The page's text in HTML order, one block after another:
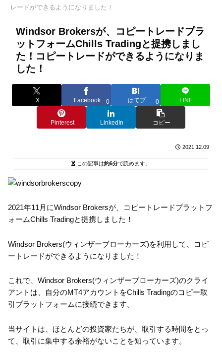
レードができるようになりました！
Windsor Brokersが、コピートレードプラ
ットフォームChills Tradingと提携しまし
た！コピートレードができるようになりま
した！
X Facebook 0 はてブ 0 LINE
Pinterest LinkedIn コピー
2021.12.09
この記事は約6分で読めます。
2021年11月にWindsor Brokersが、コピートレードプラットフ
ォームChills Tradingと提携しました！
Windsor Brokers(ウィンザーブローカーズ)を利用して、コピ
ートレードができるようになりました！
これで、Windsor Brokers(ウィンザーブローカーズ)のクライ
アントは、自分のMT4アカウントをChills Tradingのコピー取
引プラットフォームに接続できます。
当サイトは、ほとんどの投資家たちが、取引する時間をとっ
て、取引に集中する余裕がないことを知っています。